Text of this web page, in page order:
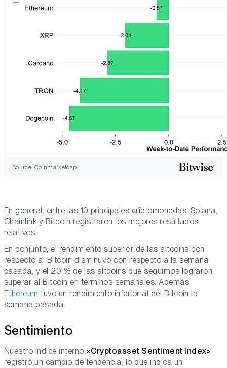
Source: Coinmarketcap
En general, entre las 10 principales criptomonedas, Solana,
Chainlink y Bitcoin registraron los mejores resultados
relativos.
En conjunto, el rendimiento superior de las altcoins con
respecto al Bitcoin disminuyó con respecto a la semana
pasada, y el 20 % de las altcoins que seguimos lograron
superar al Bitcoin en términos semanales. Además,
Ethereum tuvo un rendimiento inferior al del Bitcoin la
semana pasada.
Sentimiento
Nuestro índice interno «Cryptoasset Sentiment Index»
registró un cambio de tendencia, lo que indica un